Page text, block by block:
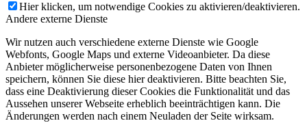
Hier klicken, um notwendige Cookies zu aktivieren/deaktivieren.
Andere externe Dienste
Wir nutzen auch verschiedene externe Dienste wie Google
Webfonts, Google Maps und externe Videoanbieter. Da diese
Anbieter möglicherweise personenbezogene Daten von Ihnen
speichern, können Sie diese hier deaktivieren. Bitte beachten Sie,
dass eine Deaktivierung dieser Cookies die Funktionalität und das
Aussehen unserer Webseite erheblich beeinträchtigen kann. Die
Änderungen werden nach einem Neuladen der Seite wirksam.